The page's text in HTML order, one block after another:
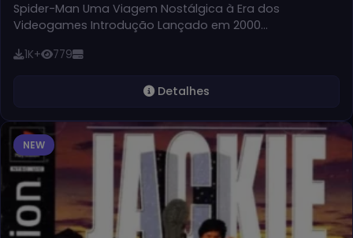
Spider-Man Uma Viagem Nostálgica à Era dos
Videogames Introdução Lançado em 2000…
1K+ 779
Detalhes
NEW